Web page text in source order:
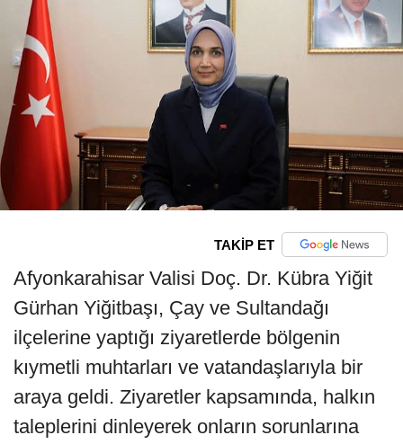
TAKİP ET
Afyonkarahisar Valisi Doç. Dr. Kübra Yiğit
Gürhan Yiğitbaşı, Çay ve Sultandağı
ilçelerine yaptığı ziyaretlerde bölgenin
kıymetli muhtarları ve vatandaşlarıyla bir
araya geldi. Ziyaretler kapsamında, halkın
taleplerini dinleyerek onların sorunlarına